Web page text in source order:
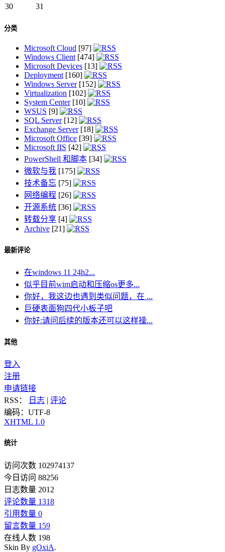
30
31
分类
Microsoft Cloud [97]
Windows Client[474]
Microsoft Devices [13]
Deployment[160]
Windows Server[152]
Virtualization [102]
System Center[10]
WSUS [9]
SQL Server[12]
Exchange Server[18]
Microsoft Office [39]
Microsoft IIS [42]
PowerShell 和脚本 [34]
微软与我 [175]
技术备忘 [75]
网络编程 [26]
开源系统 [36]
转载分享 [4]
Archive [21]
最新评论
在windows 11 24h2...
似乎目前wim启动和压缩os更多...
你好，我这边也遇到类似问题，在 ...
巨硬表面狗四代小板子吧
你好:请问后续的版本还可以这样操...
其他
登入
注册
申请链接
RSS：
日志 | 评论
编码：UTF-8
XHTML 1.0
统计
访问次数 102974137
今日访问 88256
日志数量 2012
评论数量 1318
引用数量 0
留言数量 159
在线人数 198
Skin By gOxiA.